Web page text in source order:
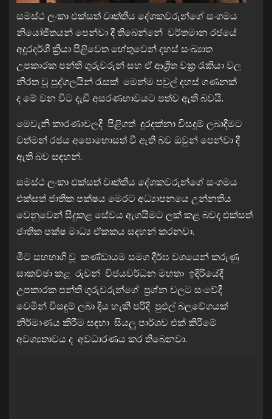
සමස්ථ ලංකා එක්සත් වෘත්තීය දේශකවරුන්ගේ සංගමය
නියෝජිතයන් පෙන්වා දී තිබෙන්නේ වර්තමාන රජයේ
අදූරදර්ශී ක්‍රියා පිළිවෙත හේතුවෙන් දහස් සංඛ්‍යාත
උපකාරක පන්ති ගුරුවරුන් සහ ඒ ආශ්‍රිත වක්‍ර රැකියා වල
නිරත වූ පුද්ගලයින් රැසක් මෙන්ම පවුල් දහස් ගණනක්
ද මේ වන විට දැඩි අසරණභාවයට පත්ව ඇති බවයි.
මෙවැනි කාරණාවලදී පිළිගත් දුරදක්නා විසදුම් ලබාදීමට
වත්මන් රජය අපොහොසත් වී ඇති බව ඔවුන් පෙන්වා දී
ඇති බව සඳහන්.
සමස්ථ ලංකා එක්සත් වෘත්තීය දේශකවරුන්ගේ සංගමය
එක්සත් ජාතික පක්ෂය මෙරට අධ්‍යාපනයෙ උන්නතිය
වෙනුවෙන් සිදුකළ සේවය ඇගයීමට ලක් කළ බවද එක්සත්
ජාතික පක්ෂ මාධ්‍ය ඒකකය සදහන් කරනවා.
මීට සහභාගි වූ කණ්ඩායම සමග දීර්ඝ වශයෙන් කරුණු
සාකච්ඡා කළ රුවන් විජයවර්ධන මහතා ඉදිරියේදී
උපකාරක පන්ති ගුරුවරුන්ගේ ප්‍රශ්න වලට සංවේදී
වෙමින් විසඳුම් ලබා දිය හැකි පරිදි පුළුල් බලවේගයක්
නිර්මාණය කිරීම සඳහා සියලු පාර්ශව එක් කිරීමේ
අවශ්‍යතාවය ද අවධාරණය කර තිබෙනවා.